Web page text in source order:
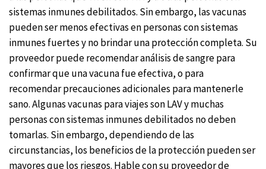
sistemas inmunes debilitados. Sin embargo, las vacunas
pueden ser menos efectivas en personas con sistemas
inmunes fuertes y no brindar una protección completa. Su
proveedor puede recomendar análisis de sangre para
confirmar que una vacuna fue efectiva, o para
recomendar precauciones adicionales para mantenerle
sano. Algunas vacunas para viajes son LAV y muchas
personas con sistemas inmunes debilitados no deben
tomarlas. Sin embargo, dependiendo de las
circunstancias, los beneficios de la protección pueden ser
mayores que los riesgos. Hable con su proveedor de